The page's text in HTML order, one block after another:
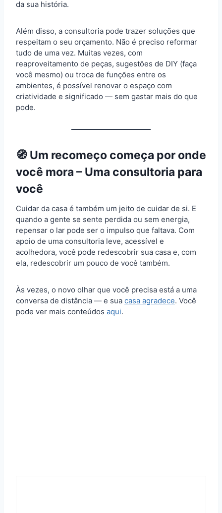
da sua história.
Além disso, a consultoria pode trazer soluções que
respeitam o seu orçamento. Não é preciso reformar
tudo de uma vez. Muitas vezes, com
reaproveitamento de peças, sugestões de DIY (faça
você mesmo) ou troca de funções entre os
ambientes, é possível renovar o espaço com
criatividade e significado — sem gastar mais do que
pode.
🧭 Um recomeço começa por onde
você mora – Uma consultoria para
você
Cuidar da casa é também um jeito de cuidar de si. E
quando a gente se sente perdida ou sem energia,
repensar o lar pode ser o impulso que faltava. Com
apoio de uma consultoria leve, acessível e
acolhedora, você pode redescobrir sua casa e, com
ela, redescobrir um pouco de você também.
Às vezes, o novo olhar que você precisa está a uma
conversa de distância — e sua casa agradece. Você
pode ver mais conteúdos aqui.